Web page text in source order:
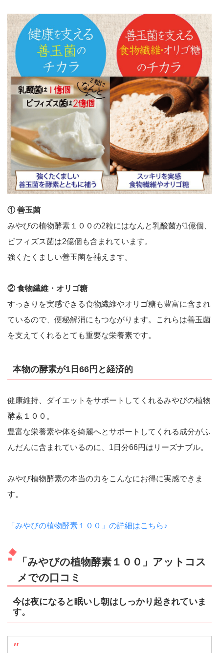
① 善玉菌
みやびの植物酵素１００の2粒にはなんと乳酸菌が1億個、
ビフィズス菌は2億個も含まれています。
強くたくましい善玉菌を補えます。
② 食物繊維・オリゴ糖
すっきりを実感できる食物繊維やオリゴ糖も豊富に含まれ
ているので、便秘解消にもつながります。これらは善玉菌
を支えてくれるとても重要な栄養素です。
本物の酵素が1日66円と経済的
健康維持、ダイエットをサポートしてくれるみやびの植物
酵素１００。
豊富な栄養素や体を綺麗へとサポートしてくれる成分がふ
んだんに含まれているのに、1日分66円はリーズナブル。
みやび植物酵素の本当の力をこんなにお得に実感できま
す。
「みやびの植物酵素１００」の詳細はこちら♪
「みやびの植物酵素１００」アットコス
メでの口コミ
今は夜になると眠いし朝はしっかり起きれていま
す。